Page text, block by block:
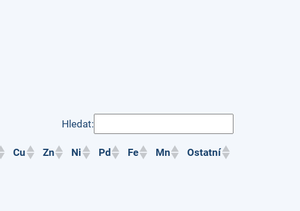
Hledat:
Cu Zn Ni Pd Fe Mn Ostatní